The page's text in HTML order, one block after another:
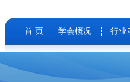
首 页 学会概况 行业